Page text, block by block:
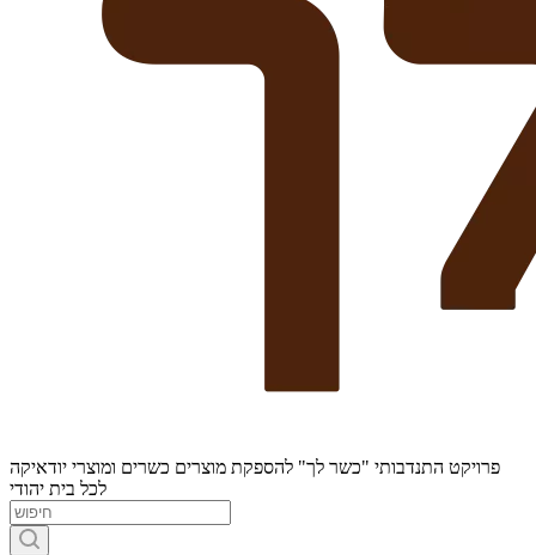
פרויקט התנדבותי "כשר לך" להספקת מוצרים כשרים ומוצרי יודאיקה
לכל בית יהודי